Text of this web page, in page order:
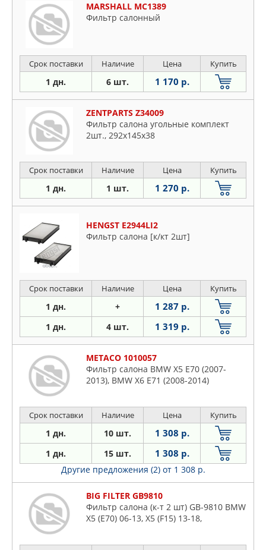
MARSHALL MC1389
Фильтр салонный
Срок поставки Наличие Цена Купить
1 дн. 6 шт. 1 170 р.
ZENTPARTS Z34009
Фильтр салона угольные комплект
2шт., 292x145x38
Срок поставки Наличие Цена Купить
1 дн. 1 шт. 1 270 р.
HENGST E2944LI2
Фильтр салона [к/кт 2шт]
Срок поставки Наличие Цена Купить
1 дн. + 1 287 р.
1 дн. 4 шт. 1 319 р.
METACO 1010057
Фильтр салона BMW X5 E70 (2007-
2013), BMW X6 E71 (2008-2014)
Срок поставки Наличие Цена Купить
1 дн. 10 шт. 1 308 р.
1 дн. 15 шт. 1 308 р.
Другие предложения (2) от 1 308 р.
BIG FILTER GB9810
Фильтр салона (к-т 2 шт) GB-9810 BMW
X5 (E70) 06-13, X5 (F15) 13-18,